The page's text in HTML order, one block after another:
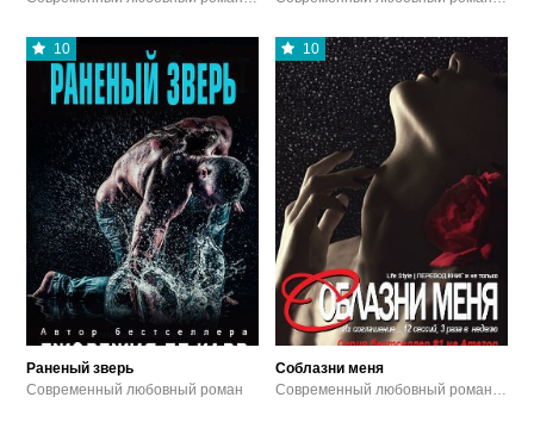
10
Раненый зверь
Современный любовный роман
10
Соблазни меня
Современный любовный роман / Эротика / Остросюжетные любовные романы